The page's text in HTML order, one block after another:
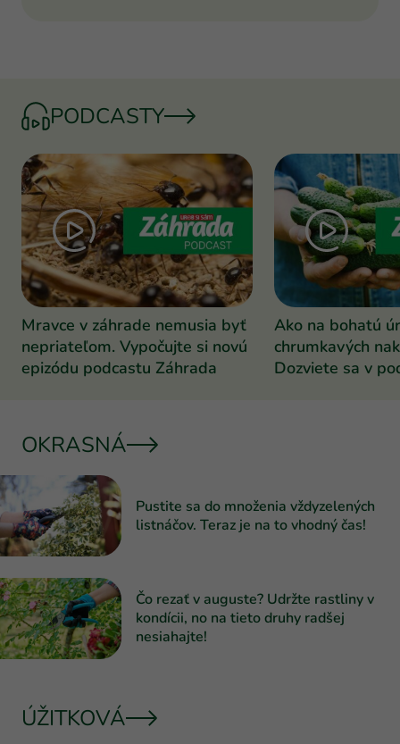
PODCASTY
Mravce v záhrade nemusia byť
nepriateľom. Vypočujte si novú
epizódu podcastu Záhrada
Ako na bohatú
chrumkavých
Dozviete sa v
OKRASNÁ
Pustite sa do množenia vždyzelených
listnáčov. Teraz je na to vhodný čas!
Čo rezať v auguste? Udržte rastliny v
kondícii, no na tieto druhy radšej
nesiahajte!
ÚŽITKOVÁ